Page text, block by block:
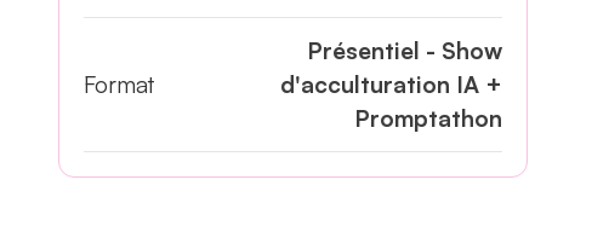
Format
Présentiel - Show
d'acculturation IA +
Promptathon